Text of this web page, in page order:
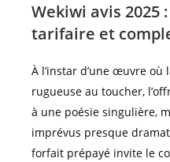
Wekiwi avis
tarifaire et
À l’instar d’une œuvre
rugueuse au toucher,
à une poésie singulière,
imprévus presque
forfait prépayé invite le